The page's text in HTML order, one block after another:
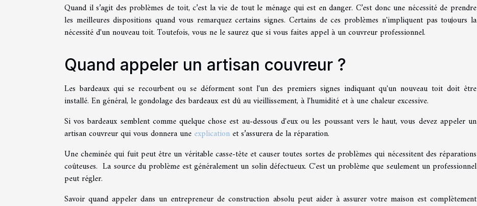
Quand il s’agit des problèmes de toit, c’est la vie de tout le ménage qui est en danger. C’est donc une nécessité de prendre
les meilleures dispositions quand vous remarquez certains signes. Certains de ces problèmes n'impliquent pas toujours la
nécessité d'un nouveau toit. Toutefois, vous ne le saurez que si vous faites appel à un couvreur professionnel.
Quand appeler un artisan couvreur ?
Les bardeaux qui se recourbent ou se déforment sont l'un des premiers signes indiquant qu'un nouveau toit doit être
installé. En général, le gondolage des bardeaux est dû au vieillissement, à l'humidité et à une chaleur excessive.
Si vos bardeaux semblent comme quelque chose est au-dessous d'eux ou les poussant vers le haut, vous devez appeler un
artisan couvreur qui vous donnera une explication et s’assurera de la réparation.
Une cheminée qui fuit peut être un véritable casse-tête et causer toutes sortes de problèmes qui nécessitent des réparations
coûteuses. La source du problème est généralement un solin défectueux. C'est un problème que seulement un professionnel
peut régler.
Savoir quand appeler dans un entrepreneur de construction absolu peut aider à assurer votre maison est complètement